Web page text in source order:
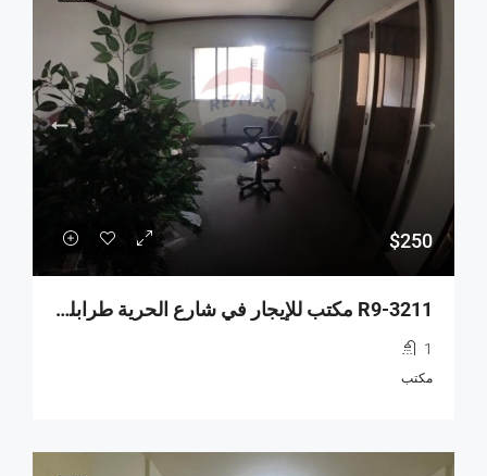
$250
R9-3211 مكتب للإيجار في شارع الحرية طرابلس
1
مكتب